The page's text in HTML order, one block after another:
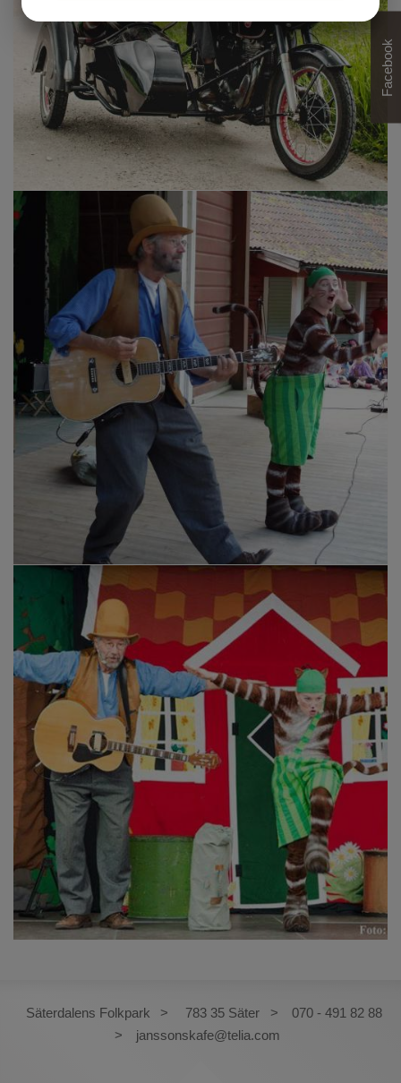
Facebook
Säterdalens Folkpark 783 35 Säter
070 - 491 82 88
janssonskafe@telia.com
MARKNADSFÖRING STATISTIK